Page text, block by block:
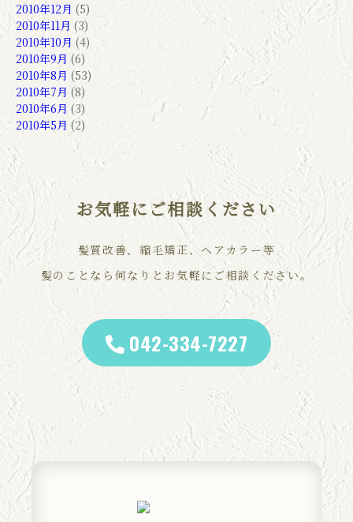
2010年12月 (5)
2010年11月 (3)
2010年10月(4)
2010年9月 (6)
2010年8月 (53)
2010年7月 (8)
2010年6月 (3)
2010年5月 (2)
お気軽にご相談ください
髪質改善、縮毛矯正、ヘアカラー等
髪のことなら何なりとお気軽にご相談ください。
042-334-7227